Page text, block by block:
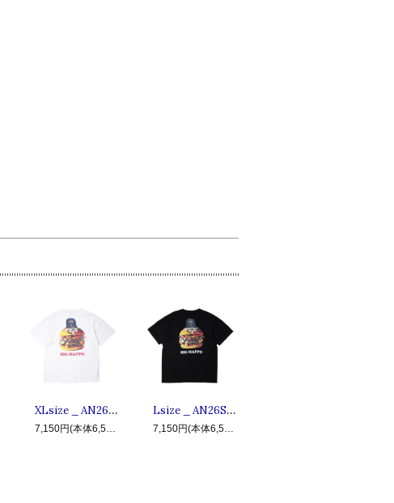
XLsize _ AN26SU-TE09 BIG MAPPO ◆ ANIMALIA アニマリア : 半袖ビッグマッポTシャツ White
7,150円(本体6,500円、税650円)
Lsize _ AN26SU-TE09 BIG MAPPO ◆ ANIMALIA アニマリア : 半袖ビッグマッポTシャツ Black
7,150円(本体6,500円、税650円)